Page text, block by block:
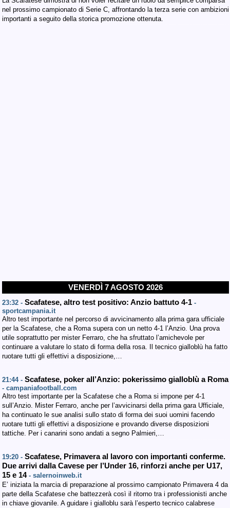
nel prossimo campionato di Serie C, affrontando la terza serie con ambizioni
importanti a seguito della storica promozione ottenuta.
VENERDÌ 7 AGOSTO 2026
23:32 - Scafatese, altro test positivo: Anzio battuto 4-1 -
sportcampania.it
Altro test importante nel percorso di avvicinamento alla prima gara ufficiale
per la Scafatese, che a Roma supera con un netto 4-1 l’Anzio. Una prova
utile soprattutto per mister Ferraro, che ha sfruttato l’amichevole per
continuare a valutare lo stato di forma della rosa. Il tecnico gialloblù ha fatto
ruotare tutti gli effettivi a disposizione,…
21:44 - Scafatese, poker all’Anzio: pokerissimo gialloblù a Roma
- campaniafootball.com
Altro test importante per la Scafatese che a Roma si impone per 4-1
sull’Anzio. Mister Ferraro, anche per l’avvicinarsi della prima gara Ufficiale,
ha continuato le sue analisi sullo stato di forma dei suoi uomini facendo
ruotare tutti gli effettivi a disposizione e provando diverse disposizioni
tattiche. Per i canarini sono andati a segno Palmieri,…
19:20 - Scafatese, Primavera al lavoro con importanti conferme.
Due arrivi dalla Cavese per l’Under 16, rinforzi anche per U17,
15 e 14 - salernoinweb.it
E’ iniziata la marcia di preparazione al prossimo campionato Primavera 4 da
parte della Scafatese che battezzerà così il ritorno tra i professionisti anche
in chiave giovanile. A guidare i gialloblu sarà l’esperto tecnico calabrese